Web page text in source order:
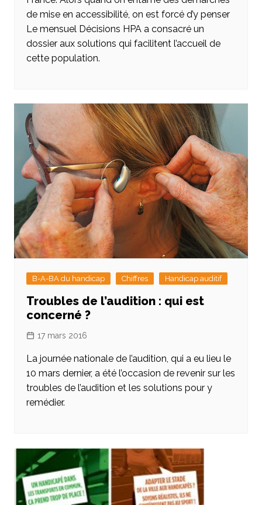
de mise en accessibilité, on est forcé d’y penser
Le mensuel Décisions HPA a consacré un
dossier aux solutions qui facilitent l’accueil de
cette population.
B-A-BA du handicap Chiffres Handicap auditif
Troubles de l’audition : qui est
concerné ?
17 mars 2016
La journée nationale de l’audition, qui a eu lieu le
10 mars dernier, a été l’occasion de revenir sur les
troubles de l’audition et les solutions pour y
remédier.